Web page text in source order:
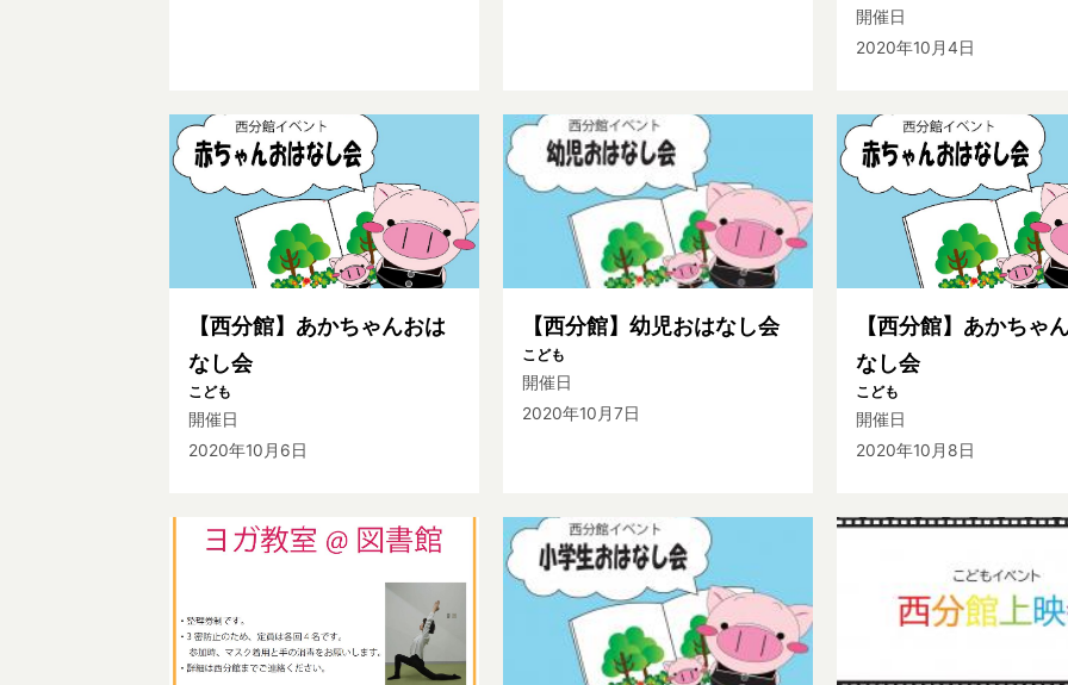
開催日
2020年10月4日
【西分館】あかちゃんおは
なし会
こども
開催日
2020年10月6日
【西分館】幼児おはなし会
こども
開催日
2020年10月7日
【西分館】あかちゃ
なし会
こども
開催日
2020年10月8日